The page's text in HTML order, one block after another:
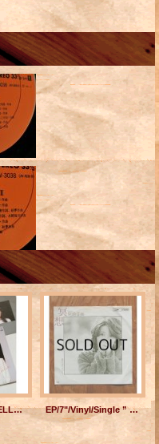
LP/12"/Vinyl ”MELLOW LIPS ” 高橋真梨子 (1985) VICTOR invitation 帯/見開き歌詞カード付
EP/7"/Vinyl/Single ” 冥想/冬のポスター” 尾崎亜美 編曲：松任谷正隆 管編曲（冥想のみ）：松岡健 (1976) EXPRESS